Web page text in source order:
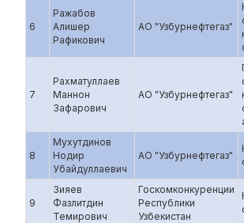
6
Ражабов
Алишер
Рафикович
АО "Узбурнефтегаз"
7
Рахматуллаев
Маннон
Зафарович
АО "Узбурнефтегаз"
8
Мухутдинов
Нодир
Убайдуллаевич
АО "Узбурнефтегаз"
9
Зияев
Фазлитдин
Темирович
Госкомконкуренции
Республики
Узбекистан